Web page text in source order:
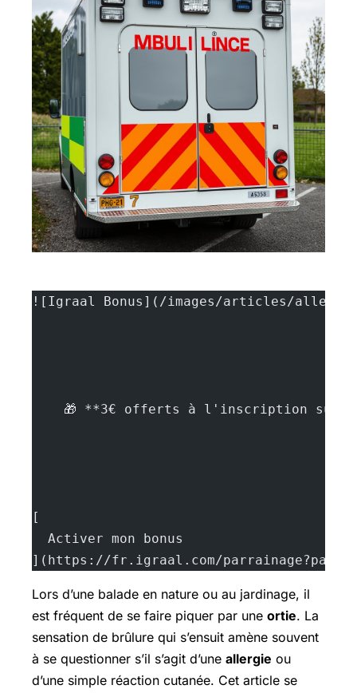
![Igraal Bonus](/images/articles/
🎁 **3€ offerts à l'inscription sur
[
  Activer mon bonus
](https://fr.igraal.com/
Lors d’une balade en nature ou au jardinage, il
est fréquent de se faire piquer par une ortie. La
sensation de brûlure qui s’ensuit amène souvent
à se questionner s’il s’agit d’une allergie ou
d’une simple réaction cutanée. Cet article se